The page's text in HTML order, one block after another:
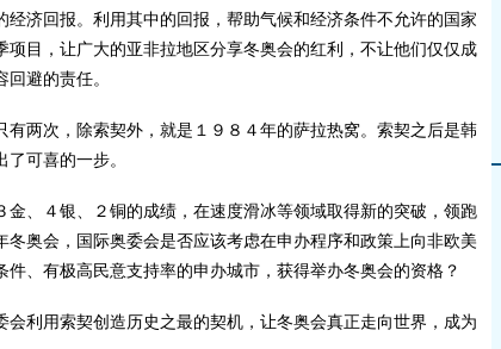
济回报。利用其中的回报，帮助气候和经济条件不允许的国家
目，让广大的亚非拉地区分享冬奥会的红利，不让他们仅仅成
避的责任。
两次，除索契外，就是１９８４年的萨拉热窝。索契之后是韩
可喜的一步。
、４银、２铜的成绩，在速度滑冰等领域取得新的突破，领跑
奥会，国际奥委会是否应该考虑在申办程序和政策上向非欧美
、有极高民意支持率的申办城市，获得举办冬奥会的资格？
利用索契创造历史之最的契机，让冬奥会真正走向世界，成为